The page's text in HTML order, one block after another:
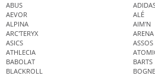
ABUS
AEVOR
ALÉ
ALPINA
AIM'N
ARC'TERYX
ARENA
ASICS
ASSOS
ATHLECIA
BABOLAT
BARTS
BLACKROLL